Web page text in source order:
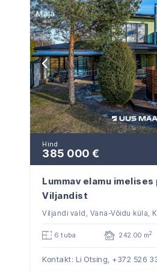
Maja
Hind
385 000 €
Lummav elamu
Viljandist
Viljandi vald, Vana-Võidu küla,
6 tuba 242.00 m2
Kontakt: Li Otsing, +372 526